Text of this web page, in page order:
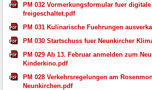
PM 032 Vormerkungsformular fuer
freigeschaltet.pdf
PM 031 Kulinarische Fuehrungen
PM 030 Startschuss fuer Neunkircher
PM 029 Ab 13. Februar anmelden zum
Kinderkino.pdf
PM 028 Verkehrsregelungen am
Neunkirchen.pdf